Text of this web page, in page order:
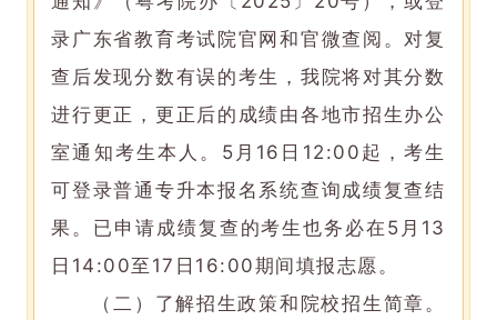
录广东省教育考试院官网和官微查阅。对复
查后发现分数有误的考生，我院将对其分数
进行更正，更正后的成绩由各地市招生办公
室通知考生本人。5月16日12:00起，考生
可登录普通专升本报名系统查询成绩复查结
果。已申请成绩复查的考生也务必在5月13
日14:00至17日16:00期间填报志愿。
（二）了解招生政策和院校招生简章。